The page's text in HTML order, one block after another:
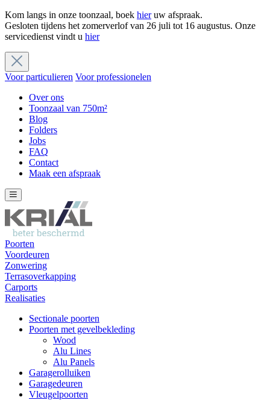
Kom langs in onze toonzaal, boek hieruw afspraak.
Gesloten tijdens het zomerverlof van 26 juli tot 16 augustus. Onze
servicedienst vindt u hier
Voor particulieren Voor professionelen
Over ons
Toonzaal van 750m²
Blog
Folders
Jobs
FAQ
Contact
Maak een afspraak
Poorten
Voordeuren
Zonwering
Terrasoverkapping
Carports
Realisaties
Sectionale poorten
Poorten met gevelbekleding
Wood
Alu Lines
Alu Panels
Garagerolluiken
Garagedeuren
Vleugelpoorten